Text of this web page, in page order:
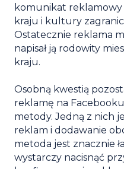
komunikat
kraju i kultury
Ostatecznie reklama
napisał ją rodowity
kraju.
Osobną kwestią
reklamę na
metody. Jedną z nich
reklam i dodawanie
metoda jest znacznie
wystarczy nacisnąć